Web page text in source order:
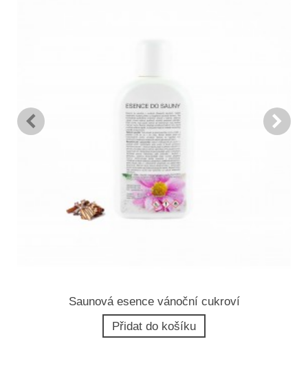
Saunová esence vánoční cukroví
Přidat do košíku